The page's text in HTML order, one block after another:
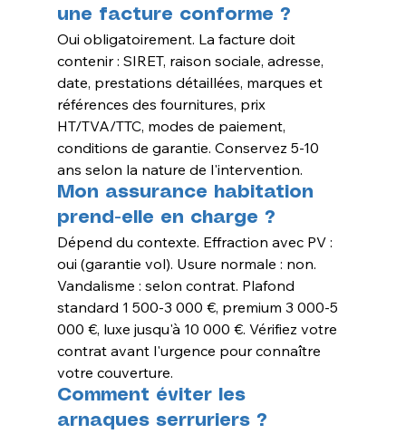
une facture conforme ?
Oui obligatoirement. La facture doit
contenir : SIRET, raison sociale, adresse,
date, prestations détaillées, marques et
références des fournitures, prix
HT/TVA/TTC, modes de paiement,
conditions de garantie. Conservez 5-10
ans selon la nature de l'intervention.
Mon assurance habitation
prend-elle en charge ?
Dépend du contexte. Effraction avec PV :
oui (garantie vol). Usure normale : non.
Vandalisme : selon contrat. Plafond
standard 1 500-3 000 €, premium 3 000-5
000 €, luxe jusqu'à 10 000 €. Vérifiez votre
contrat avant l'urgence pour connaître
votre couverture.
Comment éviter les
arnaques serruriers ?